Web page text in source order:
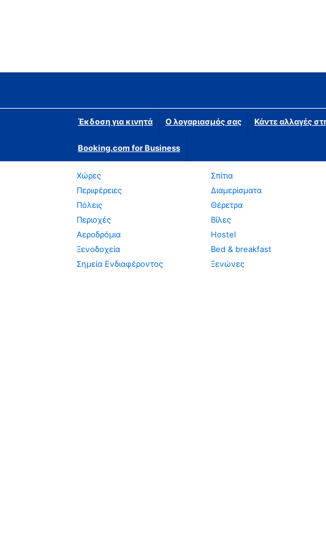
Έκδοση για κινητά Ο λογαριασμός σας Κάντε αλλαγές
Booking.com for Business
Χώρες
Περιφέρειες
Πόλεις
Περιοχές
Αεροδρόμια
Ξενοδοχεία
Σημεία Ενδιαφέροντος
Σπίτια
Διαμερίσματα
Θέρετρα
Βίλες
Hostel
Bed & breakfast
Ξενώνες